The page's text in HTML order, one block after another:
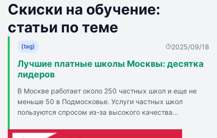
Скиски на обучение:
статьи по теме
{tag} 2025/09/18
Лучшие платные школы Москвы: десятка
лидеров
В Москве работает около 250 частных школ и еще не
меньше 50 в Подмосковье. Услуги частных школ
пользуются спросом из-за высокого качества
поступления в престижные ВУЗы. Рейтинг лучших